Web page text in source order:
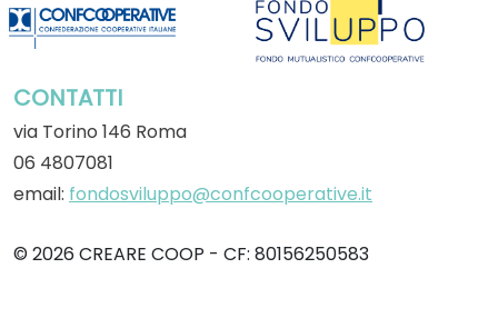
CONTATTI
via Torino 146 Roma
06 4807081
email: fondosviluppo@confcooperative.it
© 2026 CREARE COOP - CF: 80156250583